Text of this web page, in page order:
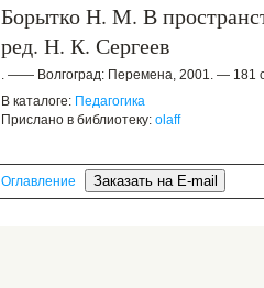
Борытко Н. М. В
ред. Н. К. Сергеев
. —— Волгоград: Перемена, 2001. — 181
В каталоге: Педагогика
Прислано в библиотеку: olaff
Оглавление